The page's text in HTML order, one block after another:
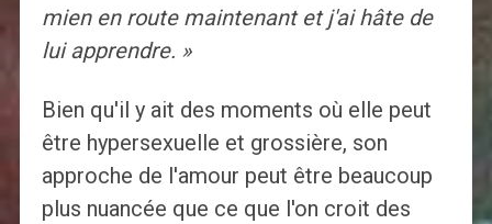
mien en route maintenant et j'ai hâte de
lui apprendre. »
Bien qu'il y ait des moments où elle peut
être hypersexuelle et grossière, son
approche de l'amour peut être beaucoup
plus nuancée que ce que l'on croit des